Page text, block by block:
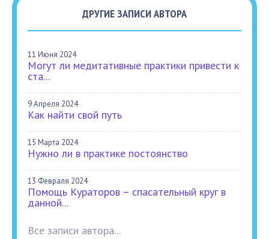
ДРУГИЕ ЗАПИСИ АВТОРА
11 Июня 2024
Могут ли медитативные практики привести к
ста...
9 Апреля 2024
Как найти свой путь
15 Марта 2024
Нужно ли в практике постоянство
13 Февраля 2024
Помощь Кураторов – спасательный круг в
данной...
Все записи автора...